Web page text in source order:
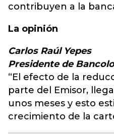
contribuyen a la
La opinión
Carlos Raúl Yepes
Presidente de
“El efecto de la
parte del Emisor,
unos meses y esto
crecimiento de la